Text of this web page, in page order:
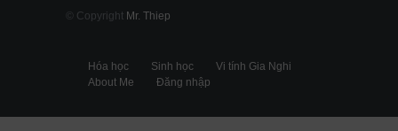
© Copyright Mr. Thiep
Hóa học Sinh học
Vi tính Gia Nghi
About Me
Đăng nhập